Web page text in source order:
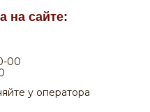
00
у оператора
на сайте: